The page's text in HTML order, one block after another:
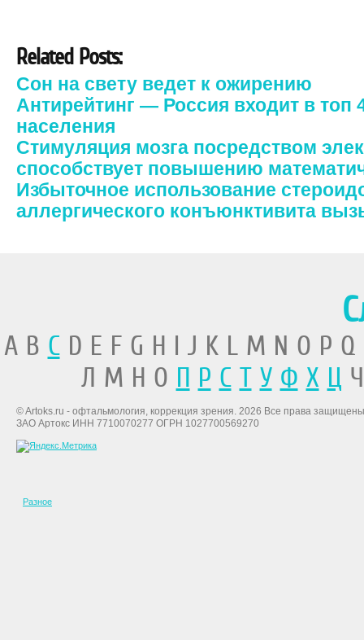
Related Posts:
Сон на свету ведет к ожирению
Антирейтинг — Россия входит в
населения
Стимуляция мозга посредством
способствует повышению
Избыточное использование
аллергического конъюнктивита
A B CD E F G H I J K L M N O P
Л М Н О П Р С Т У Ф Х Ц
© Artoks.ru - офтальмология, коррекция зрения. 2026 Все права
ЗАО Артокс ИНН 7710070277 ОГРН 1027700569270
Разное